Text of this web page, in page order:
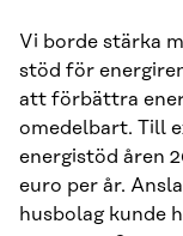
Vi borde stärka
stöd för
att förbättra
omedelbart. Till
energistöd åren
euro per år.
husbolag kunde